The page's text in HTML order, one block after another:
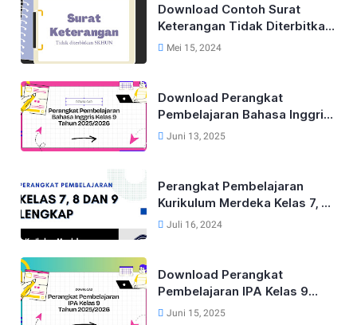
Download Contoh Surat
Keterangan Tidak Diterbitkan
SKHUN Terbaru 2025
Mei 15, 2024
Download Perangkat
Pembelajaran Bahasa Inggris
Lengkap Untuk Kelas 9 Tahun
Juni 13, 2025
Perangkat Pembelajaran
Kurikulum Merdeka Kelas 7, 8
dan 9 Tahun 2024
Juli 16, 2024
Download Perangkat
Pembelajaran IPA Kelas 9
Kurikulum Merdeka Tahun
Juni 15, 2025